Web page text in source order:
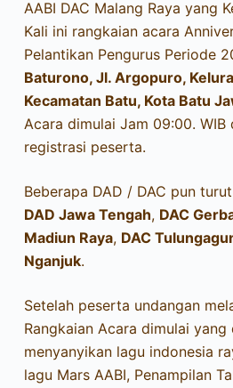
AABI DAC Malang Raya yang
Kali ini rangkaian acara
Pelantikan Pengurus Periode
Baturono, Jl. Argopuro,
Kecamatan Batu, Kota Batu
Acara dimulai Jam 09:00. WIB
registrasi peserta.
Beberapa DAD / DAC pun
DAD Jawa Tengah, DAC
Madiun Raya, DAC
Nganjuk.
Setelah peserta undangan
Rangkaian Acara dimulai
menyanyikan lagu indonesia
lagu Mars AABI, Penampilan